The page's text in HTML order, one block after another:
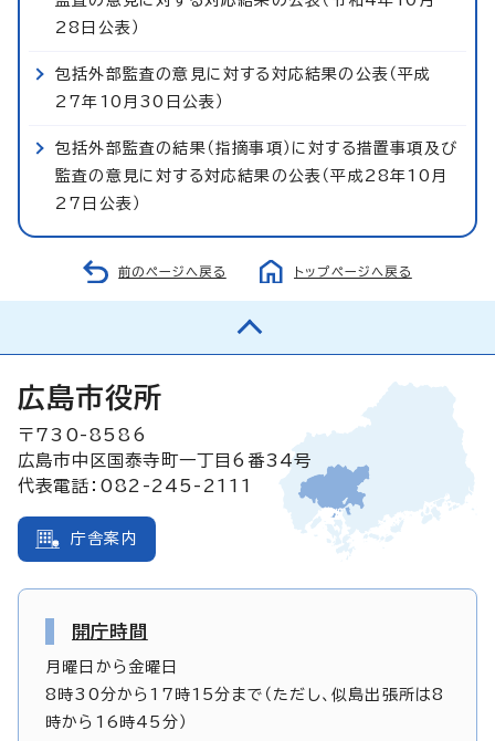
28日公表）
包括外部監査の意見に対する対応結果の公表（平成
27年10月30日公表）
包括外部監査の結果（指摘事項）に対する措置事項及び
監査の意見に対する対応結果の公表（平成28年10月
27日公表）
前のページへ戻る トップページへ戻る
広島市役所
〒730-8586
広島市中区国泰寺町一丁目6番34号
代表電話：082-245-2111
庁舎案内
開庁時間
月曜日から金曜日
8時30分から17時15分まで（ただし、似島出張所は8
時から16時45分）